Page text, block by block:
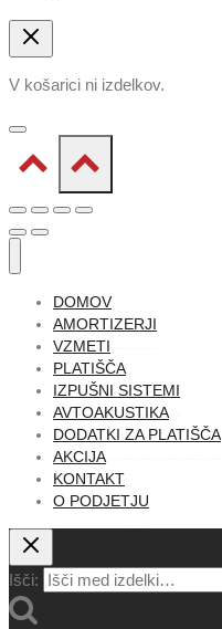
V košarici ni izdelkov.
DOMOV
AMORTIZERJI
VZMETI
PLATIŠČA
IZPUŠNI SISTEMI
AVTOAKUSTIKA
DODATKI ZA PLATIŠČA
AKCIJA
KONTAKT
O PODJETJU
Išči: